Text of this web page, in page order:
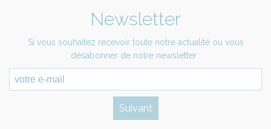
Newsletter
Si vous souhaitez recevoir toute notre actualité ou vous
désabonner de notre newsletter :